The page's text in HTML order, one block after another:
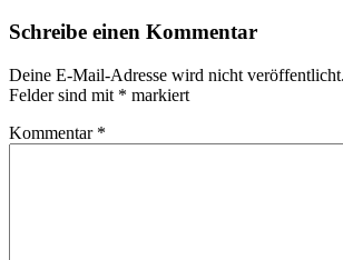
Schreibe einen Kommentar
Deine E-Mail-Adresse wird nicht veröffentlicht.
Felder sind mit * markiert
Kommentar *